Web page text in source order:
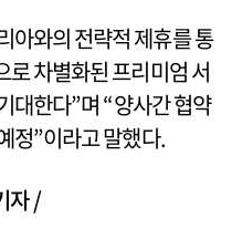
아와의 전략적 제휴를 통
로 차별화된 프리미엄 서
대한다”며 “양사간 협약
정”이라고 말했다.
자 /